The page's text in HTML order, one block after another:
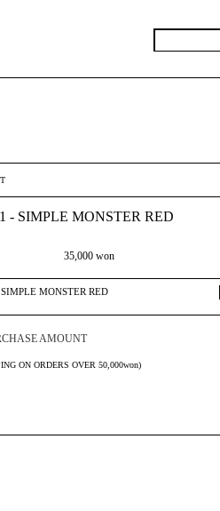
- SIMPLE MONSTER RED
35,000 won
MONSTER RED
AMOUNT
ON ORDERS OVER 50,000won)